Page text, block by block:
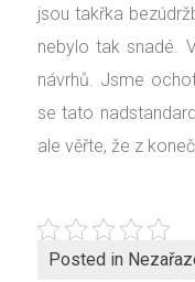
jsou takřka
nebylo tak snadé.
návrhů. Jsme
se tato
ale věřte, že z
Posted in